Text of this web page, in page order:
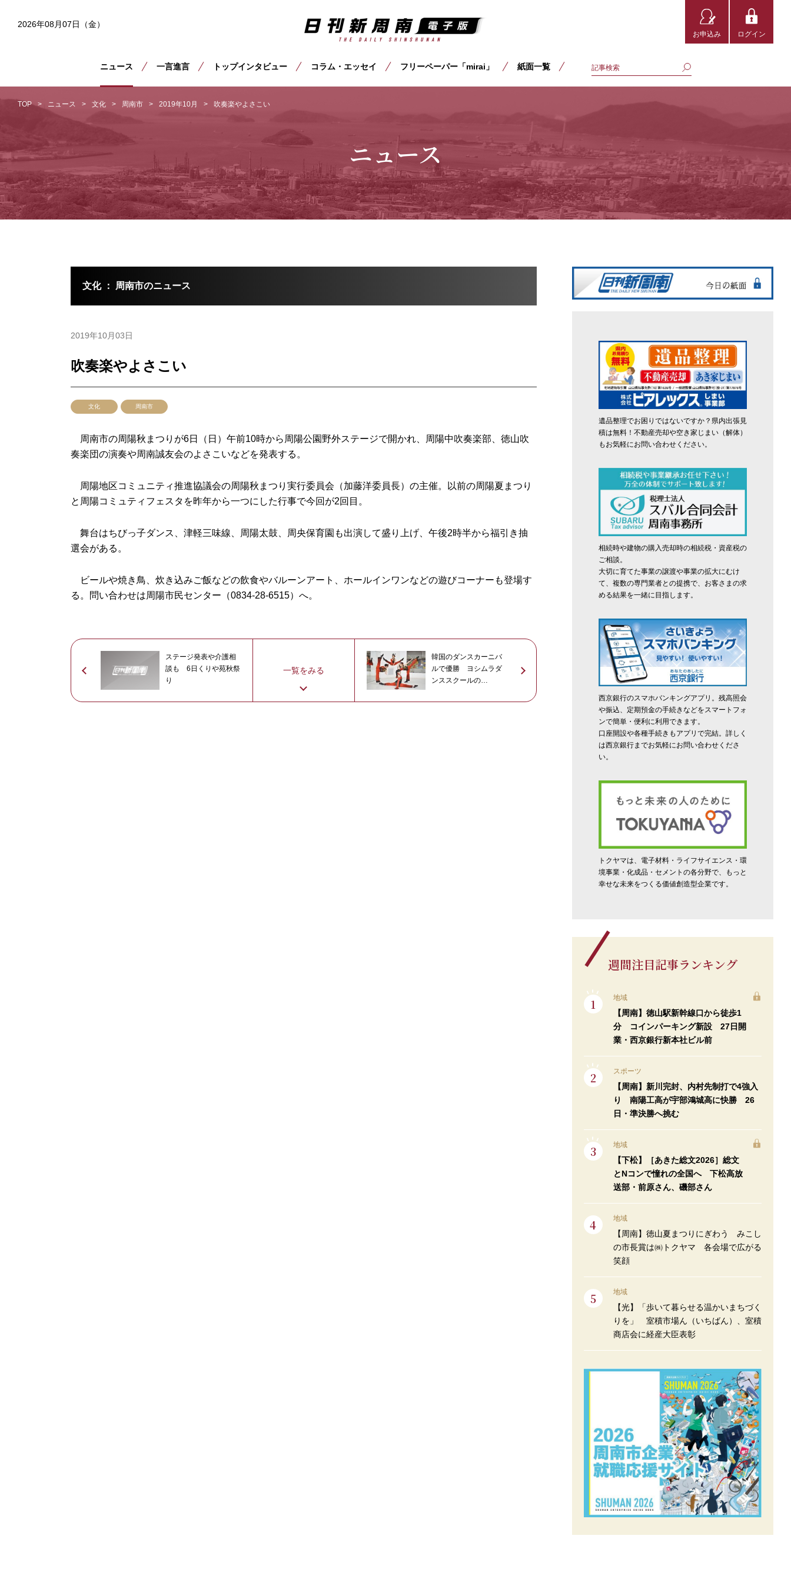
2026年08月07日（金）
お申込み ログイン
ニュース 一言進言 トップインタビュー コラム・エッセイ フリーペーパー「mirai」 紙面一覧
TOP ニュース 文化 周南市 2019年10月 吹奏楽やよさこい
ニュース
文化 ： 周南市のニュース
2019年10月03日
吹奏楽やよさこい
文化 周南市
周南市の周陽秋まつりが6日（日）午前10時から周陽公園野外ステージで開かれ、周陽中吹奏楽部、徳山吹
奏楽団の演奏や周南誠友会のよさこいなどを発表する。
周陽地区コミュニティ推進協議会の周陽秋まつり実行委員会（加藤洋委員長）の主催。以前の周陽夏まつり
と周陽コミュティフェスタを昨年から一つにした行事で今回が2回目。
舞台はちびっ子ダンス、津軽三味線、周陽太鼓、周央保育園も出演して盛り上げ、午後2時半から福引き抽
選会がある。
ビールや焼き鳥、炊き込みご飯などの飲食やバルーンアート、ホールインワンなどの遊びコーナーも登場す
る。問い合わせは周陽市民センター（0834-28-6515）へ。
ステージ発表や介護相
談も 6日くりや苑秋祭
り
一覧をみる
韓国のダンスカーニバ
ルで優勝 ヨシムラダ
ンススクールの
遺品整理でお困りではないですか？県内出張見
積は無料！不動産売却や空き家じまい（解体）
もお気軽にお問い合わせください。
相続時や建物の購入売却時の相続税・資産税の
ご相談。
大切に育てた事業の譲渡や事業の拡大にむけ
て、複数の専門業者との提携で、お客さまの求
める結果を一緒に目指します。
西京銀行のスマホバンキングアプリ。残高照会
や振込、定期預金の手続きなどをスマートフォ
ンで簡単・便利に利用できます。
口座開設や各種手続きもアプリで完結。詳しく
は西京銀行までお気軽にお問い合わせくださ
い。
トクヤマは、電子材料・ライフサイエンス・環
境事業・化成品・セメントの各分野で、もっと
幸せな未来をつくる価値創造型企業です。
週間注目記事ランキング
地域
【周南】徳山駅新幹線口から徒歩1
分 コインパーキング新設 27日開
業・西京銀行新本社ビル前
スポーツ
【周南】新川完封、内村先制打で4強入
り 南陽工高が宇部鴻城高に快勝 26
日・準決勝へ挑む
地域
【下松】［あきた総文2026］総文
とNコンで憧れの全国へ 下松高放
送部・前原さん、磯部さん
地域
【周南】徳山夏まつりにぎわう みこし
の市長賞は㈱トクヤマ 各会場で広がる
笑顔
地域
【光】「歩いて暮らせる温かいまちづく
りを」 室積市場ん（いちばん）、室積
商店会に経産大臣表彰